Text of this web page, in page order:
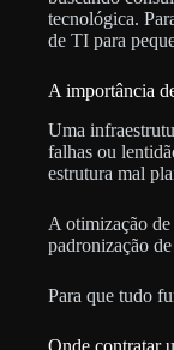
tecnológica.
de TI para
A importância
Uma
falhas ou
estrutura mal
A otimização de
padronização
Para que tudo
Onde contratar